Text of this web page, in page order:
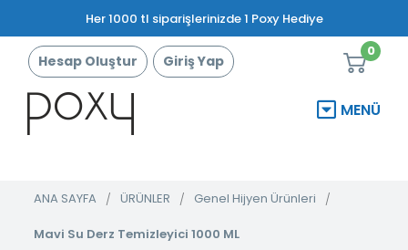
Her 1000 tl siparişlerinizde 1 Poxy Hediye
Hesap Oluştur Giriş Yap
0
MENÜ
ANA SAYFA ÜRÜNLER Genel Hijyen Ürünleri
Mavi Su Derz Temizleyici 1000 ML